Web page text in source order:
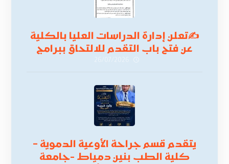
✍تعلن إدارة الدراسات العليا بالكلية
عن فتح باب التقدم للالتحاق ببرامج
أكتوبر 2026،
يتقدم قسم جراحة الأوعية الدموية –
كلية الطب بنين دمياط -جامعة